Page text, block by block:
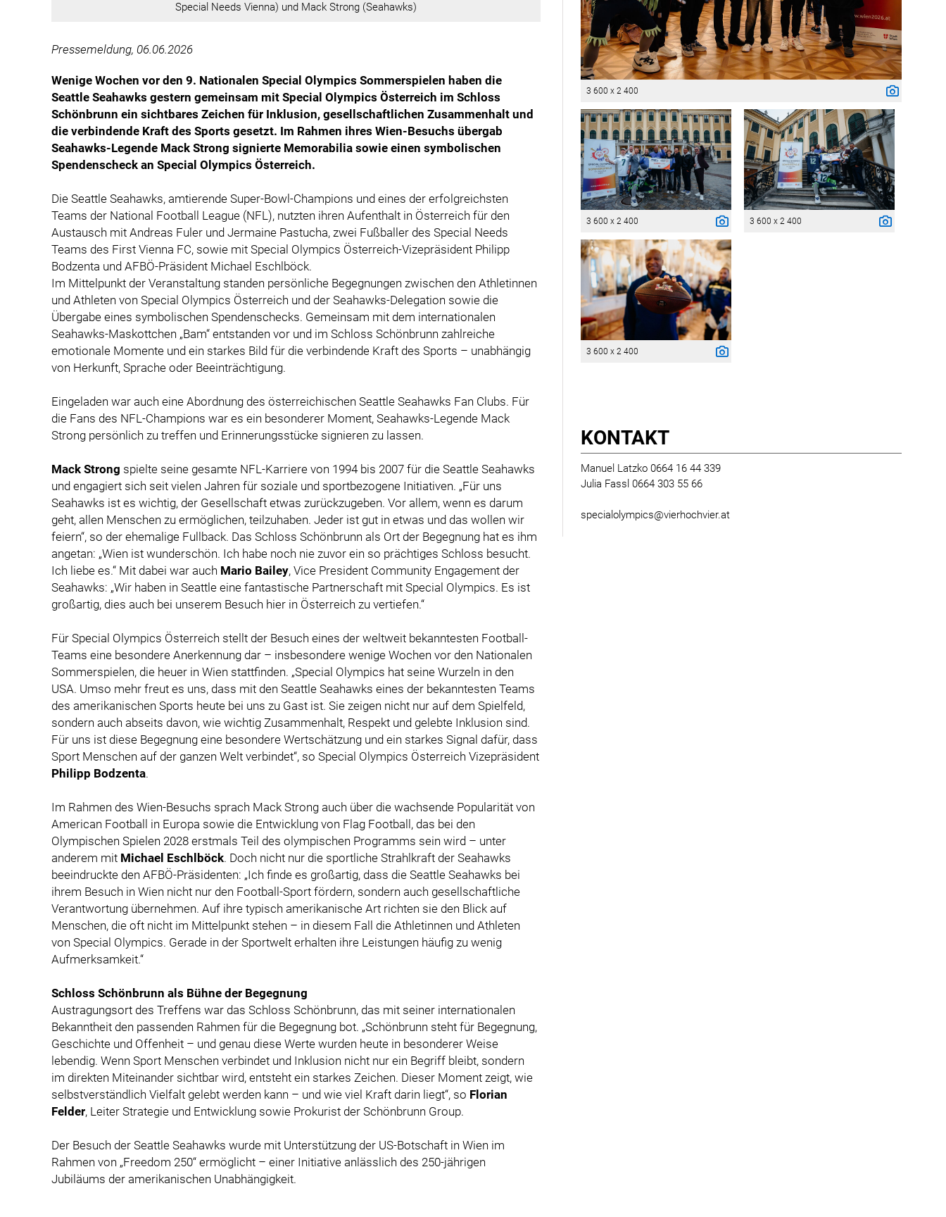
Special Needs Vienna) und Mack Strong (Seahawks)
Pressemeldung, 06.06.2026
Wenige Wochen vor den 9. Nationalen Special Olympics Sommerspielen haben die
Seattle Seahawks gestern gemeinsam mit Special Olympics Österreich im Schloss
Schönbrunn ein sichtbares Zeichen für Inklusion, gesellschaftlichen Zusammenhalt und
die verbindende Kraft des Sports gesetzt. Im Rahmen ihres Wien-Besuchs übergab
Seahawks-Legende Mack Strong signierte Memorabilia sowie einen symbolischen
Spendenscheck an Special Olympics Österreich.
Die Seattle Seahawks, amtierende Super-Bowl-Champions und eines der erfolgreichsten
Teams der National Football League (NFL), nutzten ihren Aufenthalt in Österreich für den
Austausch mit Andreas Fuler und Jermaine Pastucha, zwei Fußballer des Special Needs
Teams des First Vienna FC, sowie mit Special Olympics Österreich-Vizepräsident Philipp
Bodzenta und AFBÖ-Präsident Michael Eschlböck.
Im Mittelpunkt der Veranstaltung standen persönliche Begegnungen zwischen den Athletinnen
und Athleten von Special Olympics Österreich und der Seahawks-Delegation sowie die
Übergabe eines symbolischen Spendenschecks. Gemeinsam mit dem internationalen
Seahawks-Maskottchen „Bam“ entstanden vor und im Schloss Schönbrunn zahlreiche
emotionale Momente und ein starkes Bild für die verbindende Kraft des Sports – unabhängig
von Herkunft, Sprache oder Beeinträchtigung.
Eingeladen war auch eine Abordnung des österreichischen Seattle Seahawks Fan Clubs. Für
die Fans des NFL-Champions war es ein besonderer Moment, Seahawks-Legende Mack
Strong persönlich zu treffen und Erinnerungsstücke signieren zu lassen.
Mack Strong spielte seine gesamte NFL-Karriere von 1994 bis 2007 für die Seattle Seahawks
und engagiert sich seit vielen Jahren für soziale und sportbezogene Initiativen. „Für uns
Seahawks ist es wichtig, der Gesellschaft etwas zurückzugeben. Vor allem, wenn es darum
geht, allen Menschen zu ermöglichen, teilzuhaben. Jeder ist gut in etwas und das wollen wir
feiern“, so der ehemalige Fullback. Das Schloss Schönbrunn als Ort der Begegnung hat es ihm
angetan: „Wien ist wunderschön. Ich habe noch nie zuvor ein so prächtiges Schloss besucht.
Ich liebe es.“ Mit dabei war auch Mario Bailey, Vice President Community Engagement der
Seahawks: „Wir haben in Seattle eine fantastische Partnerschaft mit Special Olympics. Es ist
großartig, dies auch bei unserem Besuch hier in Österreich zu vertiefen.“
Für Special Olympics Österreich stellt der Besuch eines der weltweit bekanntesten Football-
Teams eine besondere Anerkennung dar – insbesondere wenige Wochen vor den Nationalen
Sommerspielen, die heuer in Wien stattfinden. „Special Olympics hat seine Wurzeln in den
USA. Umso mehr freut es uns, dass mit den Seattle Seahawks eines der bekanntesten Teams
des amerikanischen Sports heute bei uns zu Gast ist. Sie zeigen nicht nur auf dem Spielfeld,
sondern auch abseits davon, wie wichtig Zusammenhalt, Respekt und gelebte Inklusion sind.
Für uns ist diese Begegnung eine besondere Wertschätzung und ein starkes Signal dafür, dass
Sport Menschen auf der ganzen Welt verbindet“, so Special Olympics Österreich Vizepräsident
Philipp Bodzenta.
Im Rahmen des Wien-Besuchs sprach Mack Strong auch über die wachsende Popularität von
American Football in Europa sowie die Entwicklung von Flag Football, das bei den
Olympischen Spielen 2028 erstmals Teil des olympischen Programms sein wird – unter
anderem mit Michael Eschlböck. Doch nicht nur die sportliche Strahlkraft der Seahawks
beeindruckte den AFBÖ-Präsidenten: „Ich finde es großartig, dass die Seattle Seahawks bei
ihrem Besuch in Wien nicht nur den Football-Sport fördern, sondern auch gesellschaftliche
Verantwortung übernehmen. Auf ihre typisch amerikanische Art richten sie den Blick auf
Menschen, die oft nicht im Mittelpunkt stehen – in diesem Fall die Athletinnen und Athleten
von Special Olympics. Gerade in der Sportwelt erhalten ihre Leistungen häufig zu wenig
Aufmerksamkeit.“
Schloss Schönbrunn als Bühne der Begegnung
Austragungsort des Treffens war das Schloss Schönbrunn, das mit seiner internationalen
Bekanntheit den passenden Rahmen für die Begegnung bot. „Schönbrunn steht für Begegnung,
Geschichte und Offenheit – und genau diese Werte wurden heute in besonderer Weise
lebendig. Wenn Sport Menschen verbindet und Inklusion nicht nur ein Begriff bleibt, sondern
im direkten Miteinander sichtbar wird, entsteht ein starkes Zeichen. Dieser Moment zeigt, wie
selbstverständlich Vielfalt gelebt werden kann – und wie viel Kraft darin liegt“, so Florian
Felder, Leiter Strategie und Entwicklung sowie Prokurist der Schönbrunn Group.
Der Besuch der Seattle Seahawks wurde mit Unterstützung der US-Botschaft in Wien im
Rahmen von „Freedom 250“ ermöglicht – einer Initiative anlässlich des 250-jährigen
Jubiläums der amerikanischen Unabhängigkeit.
3 600 x 2 400
3 600 x 2 400 3 600 x 2 400
3 600 x 2 400
KONTAKT
Manuel Latzko 0664 16 44 339
Julia Fassl 0664 303 55 66
specialolympics@vierhochvier.at